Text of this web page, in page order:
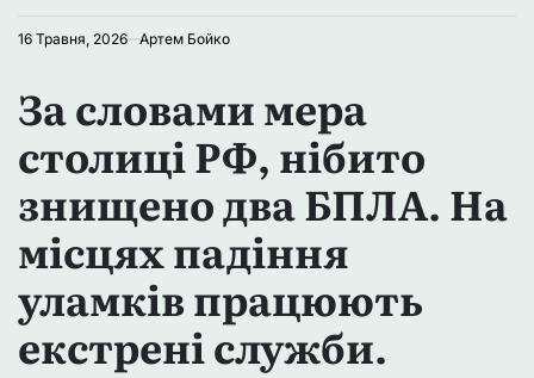
16 Травня, 2026 Артем Бойко
За словами мера
столиці РФ, нібито
знищено два БПЛА. На
місцях падіння
уламків працюють
екстрені служби.